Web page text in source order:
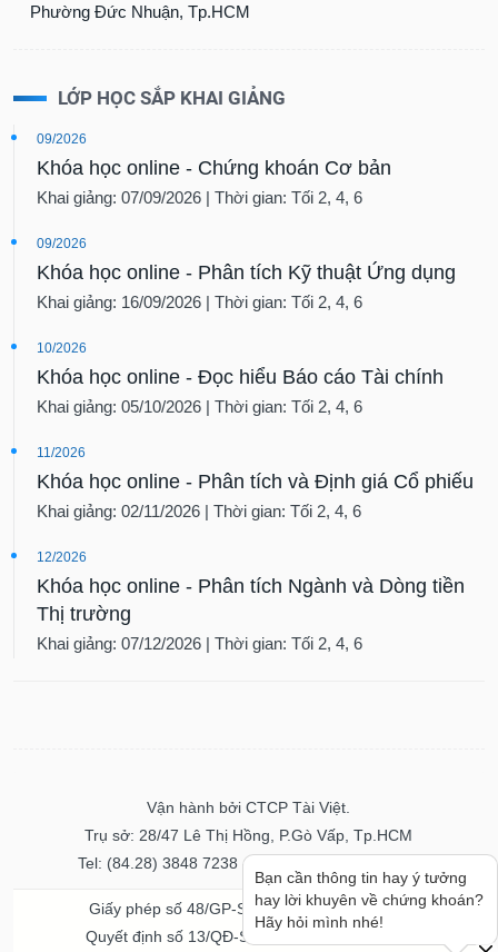
Phường Đức Nhuận, Tp.HCM
LỚP HỌC SẮP KHAI GIẢNG
09/2026
Khóa học online - Chứng khoán Cơ bản
Khai giảng: 07/09/2026 | Thời gian: Tối 2, 4, 6
09/2026
Khóa học online - Phân tích Kỹ thuật Ứng dụng
Khai giảng: 16/09/2026 | Thời gian: Tối 2, 4, 6
10/2026
Khóa học online - Đọc hiểu Báo cáo Tài chính
Khai giảng: 05/10/2026 | Thời gian: Tối 2, 4, 6
11/2026
Khóa học online - Phân tích và Định giá Cổ phiếu
Khai giảng: 02/11/2026 | Thời gian: Tối 2, 4, 6
12/2026
Khóa học online - Phân tích Ngành và Dòng tiền
Thị trường
Khai giảng: 07/12/2026 | Thời gian: Tối 2, 4, 6
Vận hành bởi CTCP Tài Việt.
Trụ sở: 28/47 Lê Thị Hồng, P.Gò Vấp, Tp.HCM
Tel: (84.28) 3848 7238 - Fax: (84.28) 3848 7237
Giấy phép số 48/GP-STTTT ngày 04/11/2016
Quyết định số 13/QĐ-STTTT ngày 02/11/2017
Bạn cần thông tin hay ý tưởng
hay lời khuyên về chứng khoán?
Hãy hỏi mình nhé!